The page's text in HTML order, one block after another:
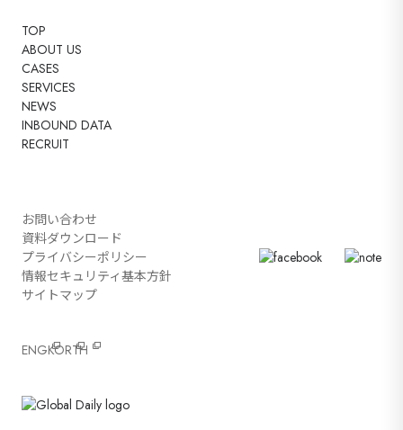
TOP
ABOUT US
CASES
SERVICES
NEWS
INBOUND DATA
RECRUIT
お問い合わせ
資料ダウンロード
プライバシーポリシー
情報セキュリティ基本方針
サイトマップ
ENGKORTH